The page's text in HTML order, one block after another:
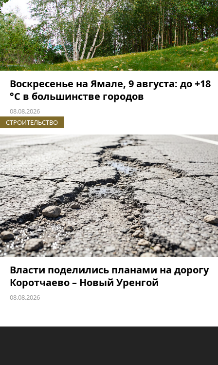
Воскресенье на Ямале, 9 августа: до +18
°C в большинстве городов
08.08.2026
СТРОИТЕЛЬСТВО
Власти поделились планами на дорогу
Коротчаево – Новый Уренгой
08.08.2026